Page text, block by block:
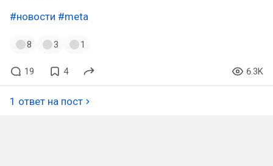
#новости #meta
8 3 1
19 4 6.3K
1 ответ на пост